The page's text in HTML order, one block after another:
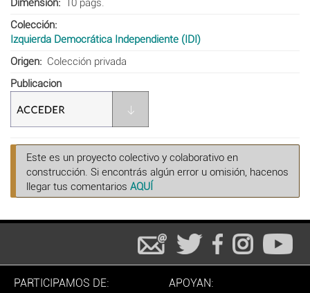
Dimensión
10 pags.
Colección
Izquierda Democrática Independiente (IDI)
Origen
Colección privada
Publicacion
Este es un proyecto colectivo y colaborativo en
construcción. Si encontrás algún error u omisión, hacenos
llegar tus comentarios AQUÍ
PARTICIPAMOS DE: APOYAN: